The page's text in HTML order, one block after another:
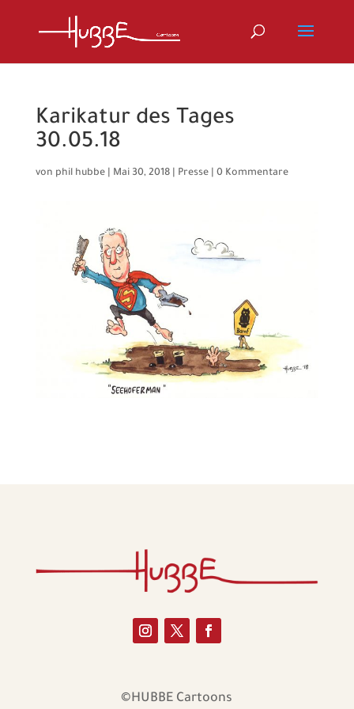
Karikatur des Tages
30.05.18
von phil hubbe| Mai 30, 2018| Presse| 0 Kommentare
©HUBBE Cartoons